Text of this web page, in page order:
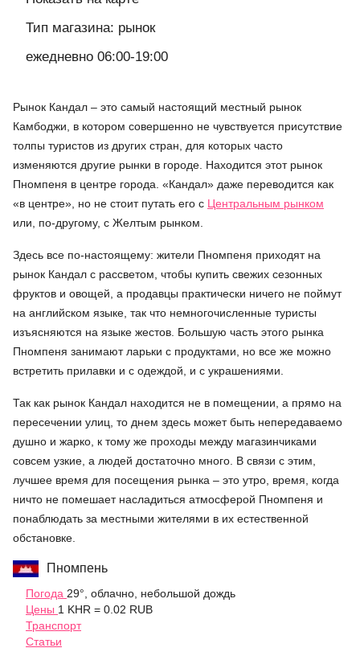
Тип магазина: рынок
ежедневно 06:00-19:00
Рынок Кандал – это самый настоящий местный рынок
Камбоджи, в котором совершенно не чувствуется присутствие
толпы туристов из других стран, для которых часто
изменяются другие рынки в городе. Находится этот рынок
Пномпеня в центре города. «Кандал» даже переводится как
«в центре», но не стоит путать его с Центральным рынком
или, по-другому, с Желтым рынком.
Здесь все по-настоящему: жители Пномпеня приходят на
рынок Кандал с рассветом, чтобы купить свежих сезонных
фруктов и овощей, а продавцы практически ничего не поймут
на английском языке, так что немногочисленные туристы
изъясняются на языке жестов. Большую часть этого рынка
Пномпеня занимают ларьки с продуктами, но все же можно
встретить прилавки и с одеждой, и с украшениями.
Так как рынок Кандал находится не в помещении, а прямо на
пересечении улиц, то днем здесь может быть непередаваемо
душно и жарко, к тому же проходы между магазинчиками
совсем узкие, а людей достаточно много. В связи с этим,
лучшее время для посещения рынка – это утро, время, когда
ничто не помешает насладиться атмосферой Пномпеня и
понаблюдать за местными жителями в их естественной
обстановке.
Пномпень
Погода 29°, облачно, небольшой дождь
Цены 1 KHR = 0.02 RUB
Транспорт
Статьи